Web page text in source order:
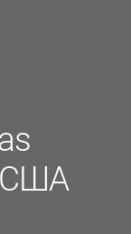
США